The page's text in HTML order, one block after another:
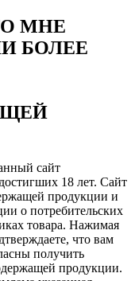
МНЕ
БОЛЕЕ
сайт
18 лет. Сайт
продукции и
о потребительских
товара. Нажимая
что вам
получить
продукции.